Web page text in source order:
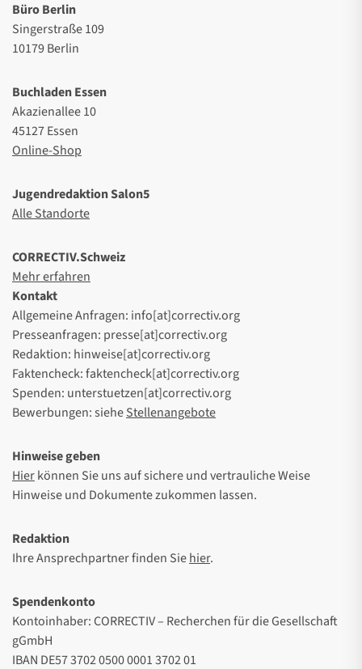
Büro Berlin
Singerstraße 109
10179 Berlin
Buchladen Essen
Akazienallee 10
45127 Essen
Online-Shop
Jugendredaktion Salon5
Alle Standorte
CORRECTIV.Schweiz
Mehr erfahren
Kontakt
Allgemeine Anfragen: info[at]correctiv.org
Presseanfragen: presse[at]correctiv.org
Redaktion: hinweise[at]correctiv.org
Faktencheck: faktencheck[at]correctiv.org
Spenden: unterstuetzen[at]correctiv.org
Bewerbungen: sieheStellenangebote
Hinweise geben
Hierkönnen Sie uns auf sichere und vertrauliche Weise
Hinweise und Dokumente zukommen lassen.
Redaktion
Ihre Ansprechpartner finden Siehier.
Spendenkonto
Kontoinhaber: CORRECTIV – Recherchen für die Gesellschaft
gGmbH
IBAN DE57 3702 0500 0001 3702 01